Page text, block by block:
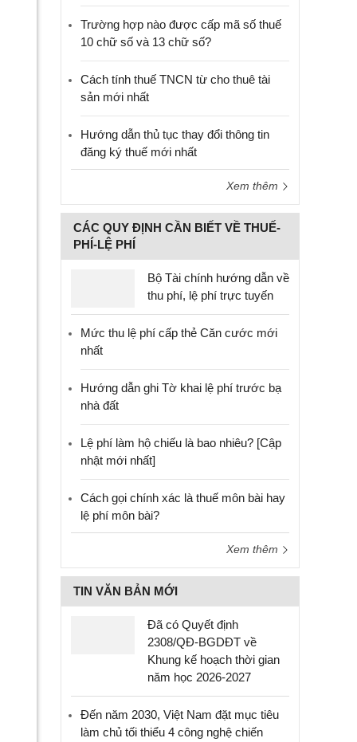
Trường hợp nào được cấp mã số thuế
10 chữ số và 13 chữ số?
Cách tính thuế TNCN từ cho thuê tài
sản mới nhất
Hướng dẫn thủ tục thay đổi thông tin
đăng ký thuế mới nhất
Xem thêm
CÁC QUY ĐỊNH CẦN BIẾT VỀ THUẾ-
PHÍ-LỆ PHÍ
Bộ Tài chính hướng dẫn về
thu phí, lệ phí trực tuyến
Mức thu lệ phí cấp thẻ Căn cước mới
nhất
Hướng dẫn ghi Tờ khai lệ phí trước bạ
nhà đất
Lệ phí làm hộ chiếu là bao nhiêu? [Cập
nhật mới nhất]
Cách gọi chính xác là thuế môn bài hay
lệ phí môn bài?
Xem thêm
TIN VĂN BẢN MỚI
Đã có Quyết định
2308/QĐ-BGDĐT về
Khung kế hoạch thời gian
năm học 2026-2027
Đến năm 2030, Việt Nam đặt mục tiêu
làm chủ tối thiểu 4 công nghệ chiến